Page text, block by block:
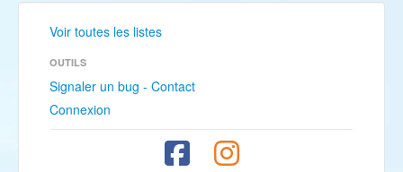
Voir toutes les listes
OUTILS
Signaler un bug - Contact
Connexion